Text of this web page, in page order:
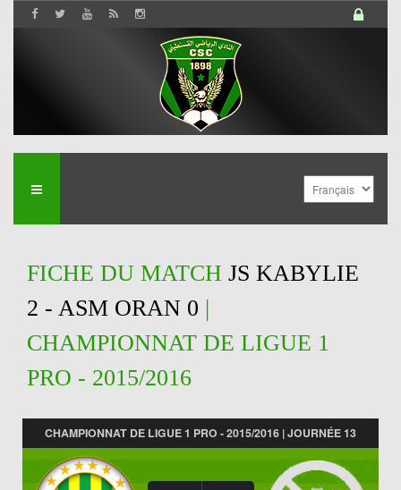
FICHE DU MATCH JS KABYLIE
2 - ASM ORAN 0 |
CHAMPIONNAT DE LIGUE 1
PRO - 2015/2016
CHAMPIONNAT DE LIGUE 1 PRO - 2015/2016 | JOURNÉE 13